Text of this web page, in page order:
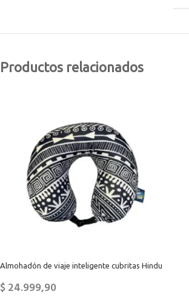
Productos relacionados
Almohadón de viaje inteligente cubritas Hindu
$24.999,90